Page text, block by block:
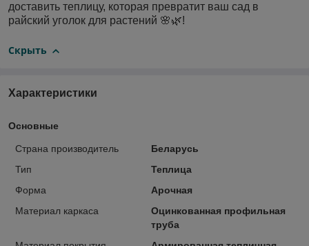
доставить теплицу, которая превратит ваш сад в
райский уголок для растений 🌸🌿!
Скрыть
Характеристики
Основные
Страна производитель
Беларусь
Тип
Теплица
Форма
Арочная
Материал каркаса
Оцинкованная профильная
труба